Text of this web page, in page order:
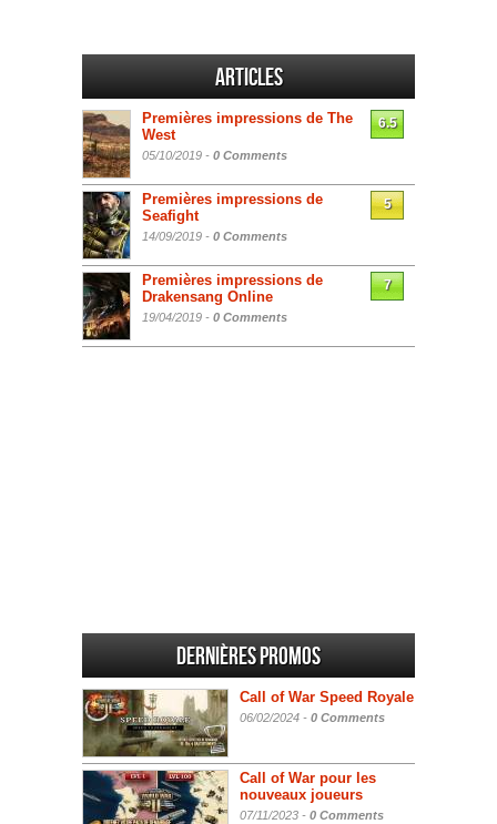
Articles
Premières impressions de The
West
05/10/2019 - 0 Comments
6.5
Premières impressions de
Seafight
14/09/2019 - 0 Comments
5
Premières impressions de
Drakensang Online
19/04/2019 - 0 Comments
7
Dernières promos
Call of War Speed Royale
06/02/2024 - 0 Comments
Call of War pour les
nouveaux joueurs
07/11/2023 - 0 Comments